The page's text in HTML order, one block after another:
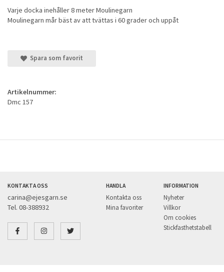
Varje docka inehåller 8 meter Moulinegarn
Moulinegarn mår bäst av att tvättas i 60 grader och uppåt
Spara som favorit
Artikelnummer:
Dmc 157
KONTAKTA OSS
carina@ejesgarn.se
Tel. 08-388932
HANDLA
Kontakta oss
Mina favoriter
INFORMATION
Nyheter
Villkor
Om cookies
Stickfasthetstabell